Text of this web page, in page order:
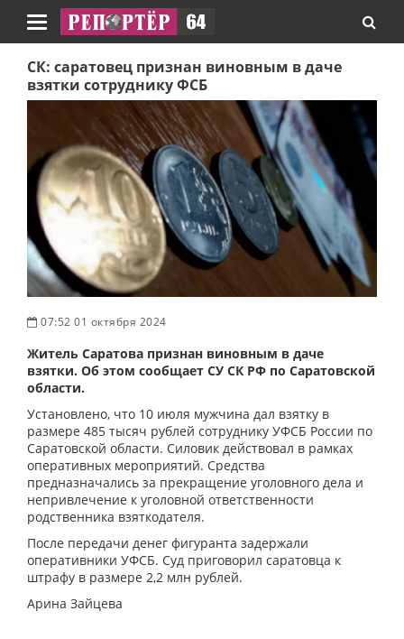
Навигация
СК: саратовец признан виновным в даче
взятки сотруднику ФСБ
07:52 01 октября 2024
Житель Саратова признан виновным в даче
взятки. Об этом сообщает СУ СК РФ по Саратовской
области.
Установлено, что 10 июля мужчина дал взятку в
размере 485 тысяч рублей сотруднику УФСБ России по
Саратовской области. Силовик действовал в рамках
оперативных мероприятий. Средства
предназначались за прекращение уголовного дела и
непривлечение к уголовной ответственности
родственника взяткодателя.
После передачи денег фигуранта задержали
оперативники УФСБ. Суд приговорил саратовца к
штрафу в размере 2,2 млн рублей.
Арина Зайцева